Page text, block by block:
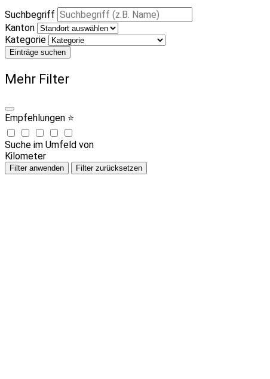
Suchbegriff
Kanton
Kategorie
Einträge suchen
Mehr Filter
Empfehlungen ⭐
Suche im Umfeld von
Kilometer
Filter anwenden Filter zurücksetzen